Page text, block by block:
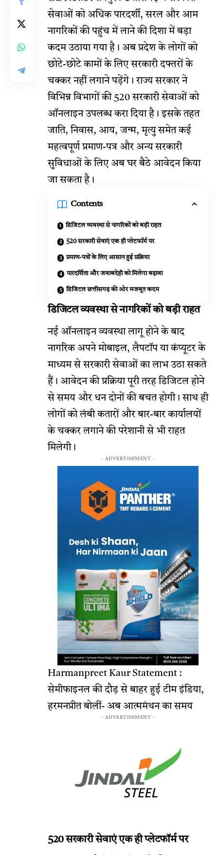
सेवाओं को अधिक पारदर्शी, सरल और आम
नागरिकों की पहुंच में लाने की दिशा में बड़ा
कदम उठाया गया है। अब प्रदेश के लोगों को
छोटे-छोटे कामों के लिए सरकारी दफ्तरों के
चक्कर नहीं लगाने पड़ेंगे। राज्य सरकार ने
विभिन्न विभागों की 520 सरकारी सेवाओं को
ऑनलाइन उपलब्ध करा दिया है। इसके तहत
जाति, निवास, आय, जन्म, मृत्यु समेत कई
महत्वपूर्ण प्रमाण-पत्र और अन्य सरकारी
सुविधाओं के लिए अब घर बैठे आवेदन किया
जा सकता है।
Contents
डिजिटल व्यवस्था से नागरिकों को बड़ी राहत
520 सरकारी सेवाएं एक ही प्लेटफॉर्म पर
प्रमाण-पत्रों के लिए आसान हुई प्रक्रिया
पारदर्शिता और जवाबदेही को मिलेगा बढ़ावा
डिजिटल छत्तीसगढ़ की ओर मजबूत कदम
डिजिटल व्यवस्था से नागरिकों को बड़ी राहत
नई ऑनलाइन व्यवस्था लागू होने के बाद
नागरिक अपने मोबाइल, लैपटॉप या कंप्यूटर के
माध्यम से सरकारी सेवाओं का लाभ उठा सकते
हैं। आवेदन की प्रक्रिया पूरी तरह डिजिटल होने
से समय और धन दोनों की बचत होगी। साथ ही
लोगों को लंबी कतारों और बार-बार कार्यालयों
के चक्कर लगाने की परेशानी से भी राहत
मिलेगी।
- ADVERTISEMENT -
Harmanpreet Kaur Statement :
सेमीफाइनल की दौड़ से बाहर हुई टीम इंडिया,
हरमनप्रीत बोलीं- अब आत्ममंथन का समय
- ADVERTISEMENT -
520 सरकारी सेवाएं एक ही प्लेटफॉर्म पर